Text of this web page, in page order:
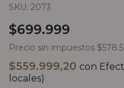
SKU: 2073
$699.999
Precio sin impuestos
$559.999,20 con
locales)